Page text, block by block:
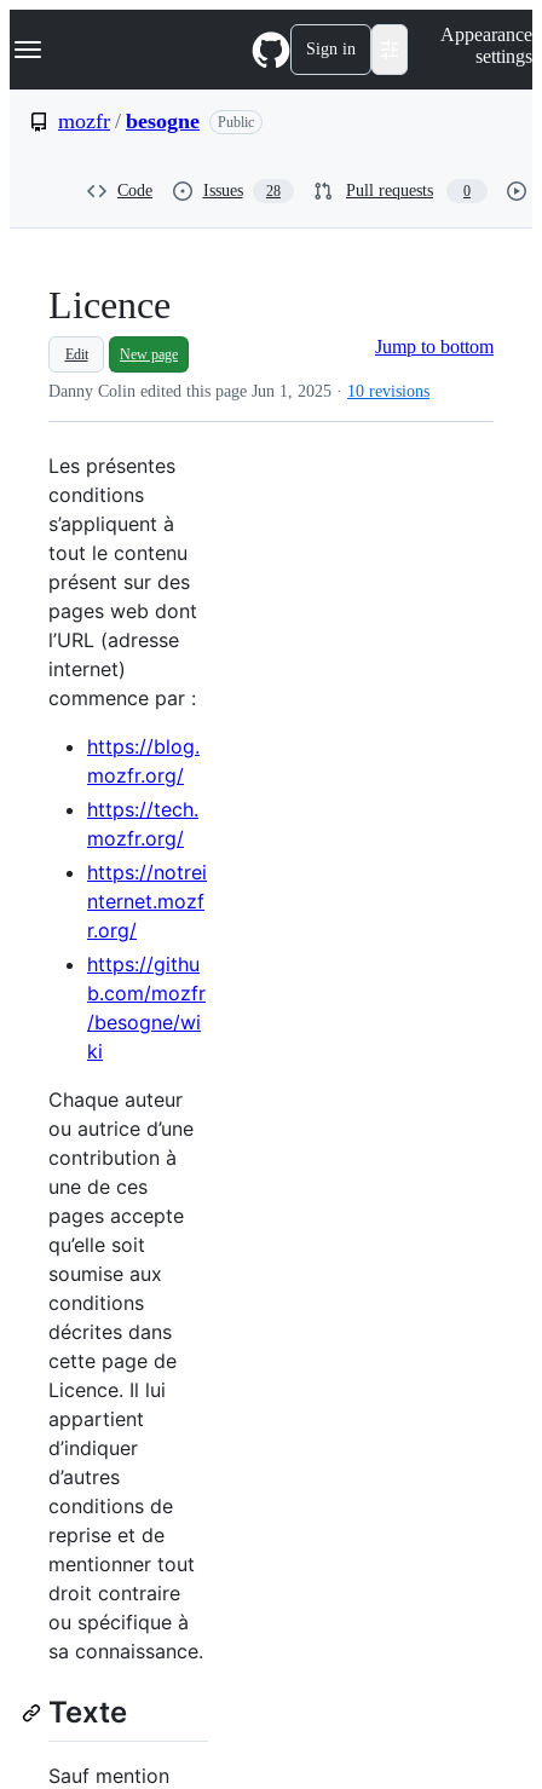
k
p
Navigation Menu Sign in
Appearance
settings
mozfr / besogne Public
Code Issues 28 Pull requests 0
Licence
Jump to bottom
Edit New page
Danny Colin edited this page Jun 1, 2025 · 10 revisions
Les présentes
conditions
s’appliquent à
tout le contenu
présent sur des
pages web dont
l’URL (adresse
internet)
commence par :
https://blog.
mozfr.org/
https://tech.
mozfr.org/
https://notrei
nternet.mozf
r.org/
https://githu
b.com/mozfr
/besogne/wi
ki
Chaque auteur
ou autrice d’une
contribution à
une de ces
pages accepte
qu’elle soit
soumise aux
conditions
décrites dans
cette page de
Licence. Il lui
appartient
d’indiquer
d’autres
conditions de
reprise et de
mentionner tout
droit contraire
ou spécifique à
sa connaissance.
Texte
Sauf mention